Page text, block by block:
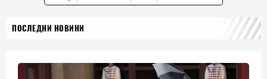
ПОСЛЕДНИ НОВИНИ